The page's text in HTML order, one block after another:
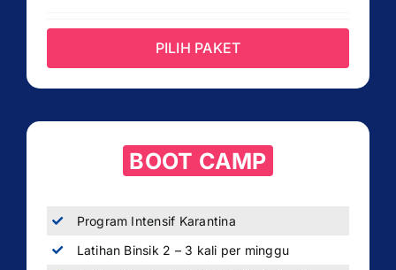
PILIH PAKET
BOOT CAMP
Program Intensif Karantina
Latihan Binsik 2 – 3 kali per minggu